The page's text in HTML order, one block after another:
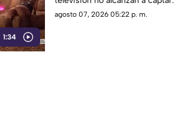
1:34
agosto 07, 2026 05:22 p. m.